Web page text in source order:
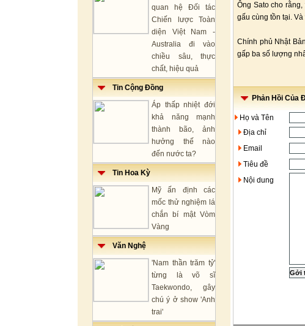
quan hệ Đối tác
Chiến lược Toàn
diện Việt Nam -
Australia đi vào
chiều sâu, thực
chất, hiệu quả
Tin Cộng Đồng
Áp thấp nhiệt đới
khả năng mạnh
thành bão, ảnh
hưởng thế nào
đến nước ta?
Tin Hoa Kỳ
Mỹ ấn định các
mốc thử nghiệm lá
chắn bí mật Vòm
Vàng
Văn Nghệ
'Nam thần trăm tỷ'
từng là võ sĩ
Taekwondo, gây
chú ý ở show 'Anh
trai'
Ông Sato cho
gấu cùng tồn tại.
Chính phủ Nhật
gấp ba số lượng
Phản Hồi Của
Họ và Tên
Địa chỉ
Email
Tiêu đề
Nội dung